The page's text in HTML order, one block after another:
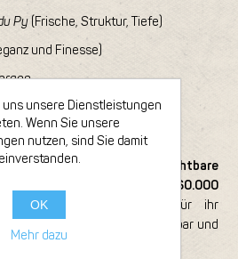
Py (Frische, Struktur, Tiefe)
und Finesse)
Note)
des Weinguts
ist heute eine
unverzichtbare
60.000
Weine sind bekannt für ihr
und Struktur
, jung trinkbar und
unsere Dienstleistungen
Wenn Sie unsere
nutzen, sind Sie damit
einverstanden.
OK
Mehr dazu